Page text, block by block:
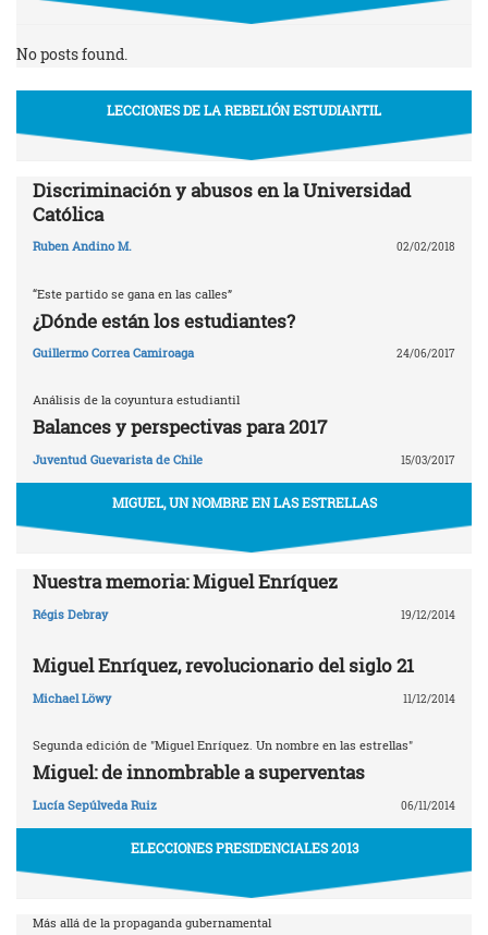
No posts found.
LECCIONES DE LA REBELIÓN ESTUDIANTIL
Discriminación y abusos en la Universidad
Católica
Ruben Andino M. 02/02/2018
“Este partido se gana en las calles”
¿Dónde están los estudiantes?
Guillermo Correa Camiroaga 24/06/2017
Análisis de la coyuntura estudiantil
Balances y perspectivas para 2017
Juventud Guevarista de Chile 15/03/2017
MIGUEL, UN NOMBRE EN LAS ESTRELLAS
Nuestra memoria: Miguel Enríquez
Régis Debray 19/12/2014
Miguel Enríquez, revolucionario del siglo 21
Michael Löwy 11/12/2014
Segunda edición de "Miguel Enríquez. Un nombre en las estrellas"
Miguel: de innombrable a superventas
Lucía Sepúlveda Ruiz 06/11/2014
ELECCIONES PRESIDENCIALES 2013
Más allá de la propaganda gubernamental